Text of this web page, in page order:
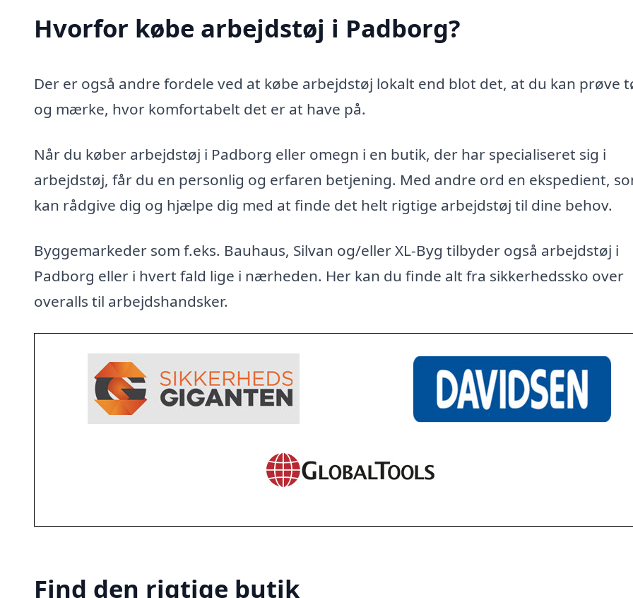
Hvorfor købe arbejdstøj i Padborg?
Der er også andre fordele ved at købe arbejdstøj lokalt end blot det, at du kan prøve
og mærke, hvor komfortabelt det er at have på.
Når du køber arbejdstøj i Padborg eller omegn i en butik, der har specialiseret sig i
arbejdstøj, får du en personlig og erfaren betjening. Med andre ord en ekspedient,
kan rådgive dig og hjælpe dig med at finde det helt rigtige arbejdstøj til dine behov.
Byggemarkeder som f.eks. Bauhaus, Silvan og/eller XL-Byg tilbyder også arbejdstøj i
Padborg eller i hvert fald lige i nærheden. Her kan du finde alt fra sikkerhedssko over
overalls til arbejdshandsker.
Find den rigtige butik